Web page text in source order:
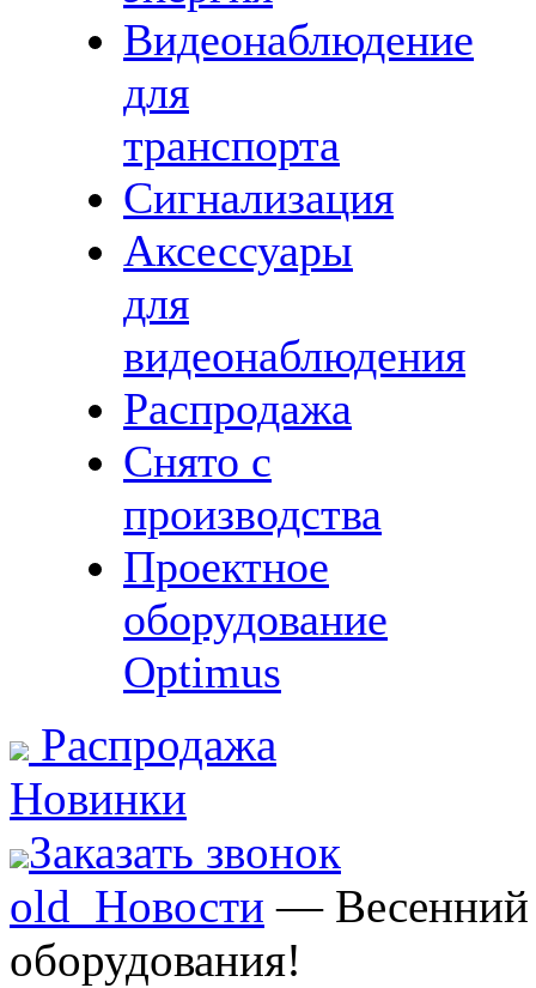
Видеонаблюдение
для
транспорта
Сигнализация
Аксессуары
для
видеонаблюдения
Распродажа
Снято с
производства
Проектное
оборудование
Optimus
Распродажа
Новинки
Заказать звонок
old_Новости — Весенний
оборудования!